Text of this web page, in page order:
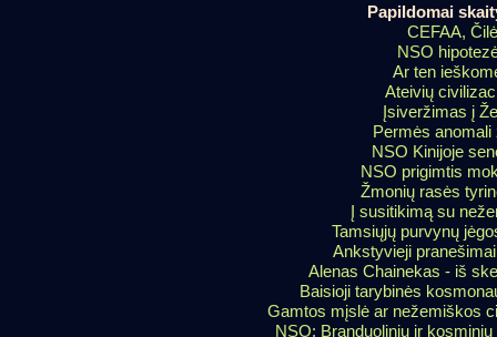
Papildomai
CEFAA, Čilė
NSO
Ar ten
Ateivių
Įsiveržimas į
Permės anomali
NSO Kinijoje
NSO prigimtis
Žmonių rasės
Į susitikimą su
Tamsiųjų purvynų
Ankstyvieji
Alenas Chainekas - iš
Baisioji tarybinės
Gamtos mįslė ar nežemiškos
NSO: Branduolinių ir